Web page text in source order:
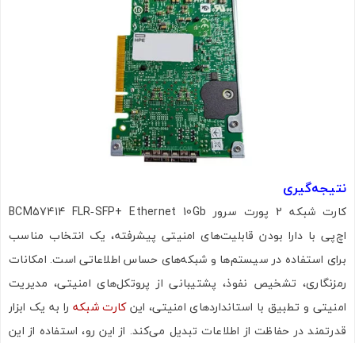
نتیجه‌گیری
کارت شبکه 2 پورت سرور BCM57414 FLR‑SFP+ Ethernet 10Gb
اچ‌پی با دارا بودن قابلیت‌های امنیتی پیشرفته، یک انتخاب مناسب
برای استفاده در سیستم‌ها و شبکه‌های حساس اطلاعاتی است. امکانات
رمزنگاری، تشخیص نفوذ، پشتیبانی از پروتکل‌های امنیتی، مدیریت
امنیتی و تطبیق با استانداردهای امنیتی، اینکارت شبکه را به یک ابزار
قدرتمند در حفاظت از اطلاعات تبدیل می‌کند. از این رو، استفاده از این